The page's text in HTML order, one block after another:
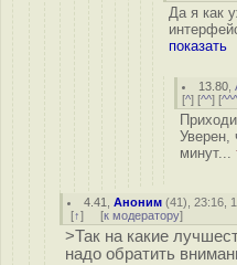
Да я как
показать
13.80 ,
[^] [^^] [^^^
Уверен,
минут...
4.41 ,Аноним (41), 23:16,
[↑] [к модератору]
>Так на какие
надо обратить